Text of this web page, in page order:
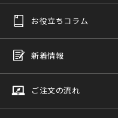
お役立ちコラム
新着情報
ご注文の流れ